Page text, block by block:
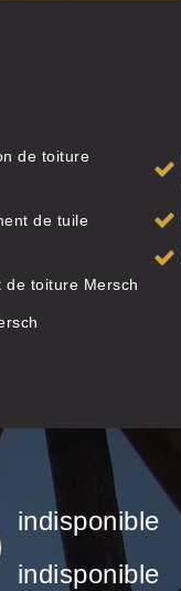
de toiture
de tuile
de toiture Mersch
indisponible
indisponible